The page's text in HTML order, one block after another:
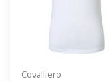
Covalliero